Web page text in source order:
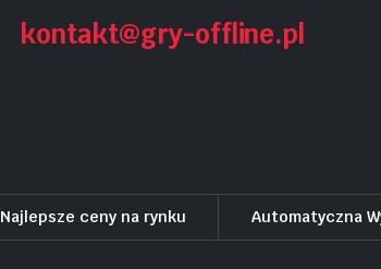
kontakt@gry-offline.pl
Najlepsze ceny na rynku Automatyczna